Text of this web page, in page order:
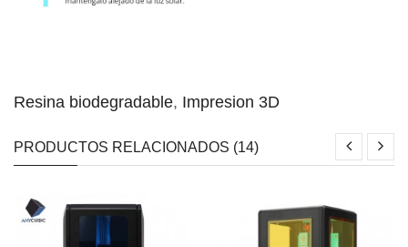
Resina biodegradable, Impresion 3D
PRODUCTOS RELACIONADOS (14)